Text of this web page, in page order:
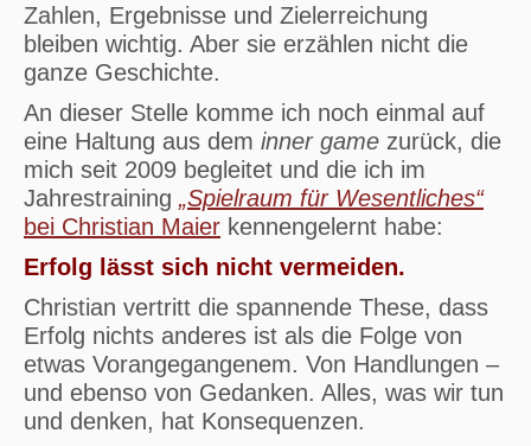
Zahlen, Ergebnisse und Zielerreichung
bleiben wichtig. Aber sie erzählen nicht die
ganze Geschichte.
An dieser Stelle komme ich noch einmal auf
eine Haltung aus dem inner game zurück, die
mich seit 2009 begleitet und die ich im
Jahrestraining „Spielraum für Wesentliches“
bei Christian Maier kennengelernt habe:
Erfolg lässt sich nicht vermeiden.
Christian vertritt die spannende These, dass
Erfolg nichts anderes ist als die Folge von
etwas Vorangegangenem. Von Handlungen –
und ebenso von Gedanken. Alles, was wir tun
und denken, hat Konsequenzen.